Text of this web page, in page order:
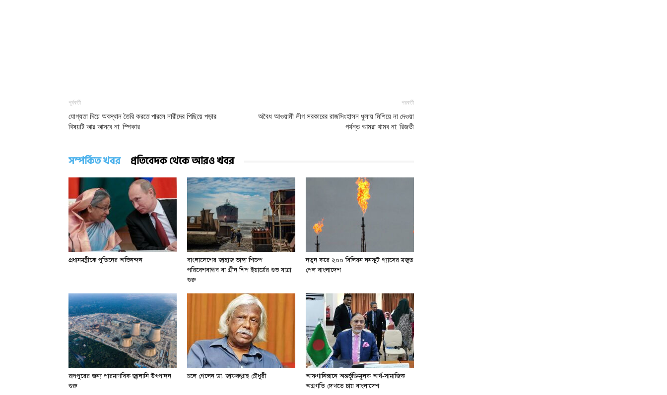
পূর্ববর্তী
যোগ্যতা দিয়ে অবস্থান তৈরি করতে পারলে নারীদের পিছিয়ে পড়ার
বিষয়টি আর আসবে না: স্পিকার
পরবর্তী
অবৈধ আওয়ামী লীগ সরকারের রাজসিংহাসন ধুলায় মিশিয়ে না দেওয়া
পর্যন্ত আমরা থামব না: রিজভী
সম্পর্কিত খবর প্রতিবেদক থেকে আরও খবর
প্রধানমন্ত্রীকে পুতিনের অভিনন্দন
বাংলাদেশের জাহাজ ভাঙ্গা শিল্পে
পরিবেশবান্ধব বা গ্রীন শিপ ইয়ার্ডের শুভ যাত্রা
শুরু
নতুন করে ২০০ বিলিয়ন ঘনফুট গ্যাসের মজুত
পেল বাংলাদেশ
রূপপুরের জন্য পারমাণবিক জ্বালানি উৎপাদন
শুরু
চলে গেলেন ডা. জাফরুল্লাহ চৌধুরী
আফগানিস্তানে অন্তর্ভূক্তিমূলক আর্থ-সামাজিক
অগ্রগতি দেখতে চায় বাংলাদেশ